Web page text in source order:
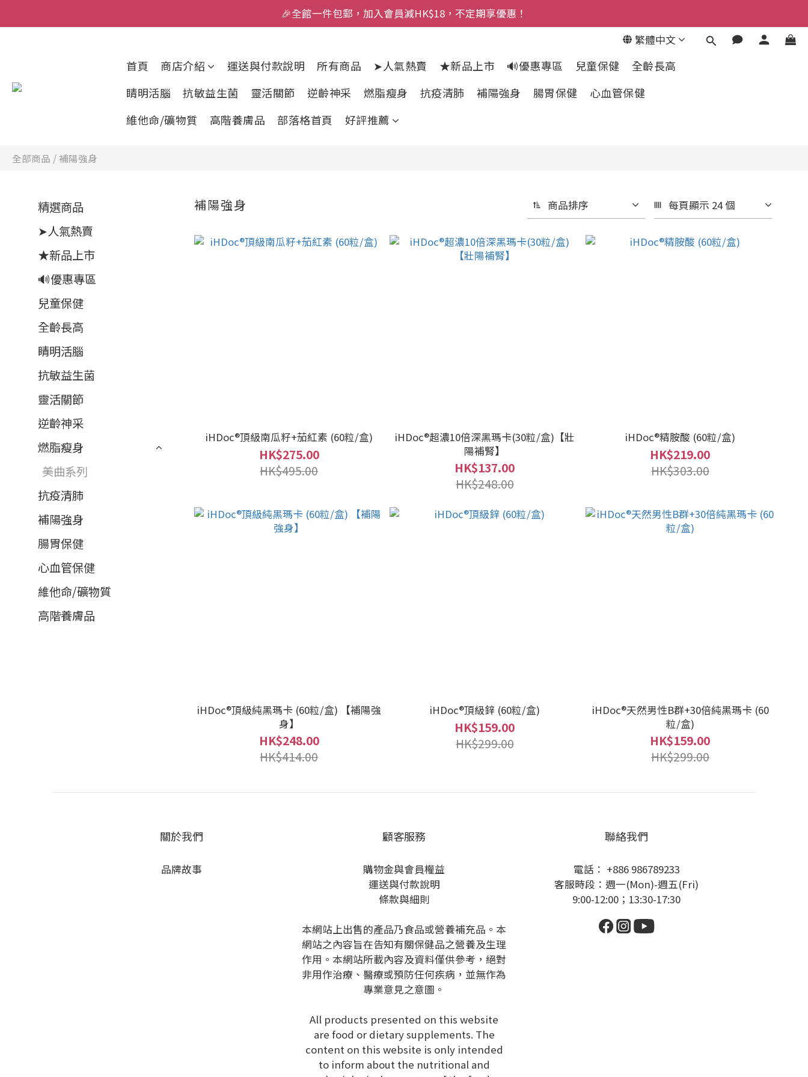
🎉全館一件包郵，加入會員減HK$18，不定期享優惠！
繁體中文
首頁 商店介紹 運送與付款說明 所有商品 ➤人氣熱賣 ★新品上市 🔊優惠專區 兒童保健
全齡長高
睛明活腦
抗敏益生菌 靈活關節 逆齡神采 燃脂瘦身 抗疫清肺 補陽強身 腸胃保健
心血管保健
維他命/礦物質
高階養膚品 部落格首頁 好評推薦
全部商品 /補陽強身
精選商品
➤人氣熱賣
★新品上市
🔊優惠專區
兒童保健
全齡長高
睛明活腦
抗敏益生菌
靈活關節
逆齡神采
燃脂瘦身
美曲系列
抗疫清肺
補陽強身
腸胃保健
心血管保健
維他命/礦物質
高階養膚品
補陽強身 商品排序 每頁顯示 24 個
iHDoc®頂級南瓜籽+茄紅素 (60粒/盒)
HK$275.00
HK$495.00
iHDoc®超濃10倍深黑瑪卡(30粒/盒)【壯
陽補腎】
HK$137.00
HK$248.00
iHDoc®精胺酸 (60粒/盒)
HK$219.00
HK$303.00
iHDoc®頂級純黑瑪卡 (60粒/盒) 【補陽強
身】
HK$248.00
HK$414.00
iHDoc®頂級鋅 (60粒/盒)
HK$159.00
HK$299.00
iHDoc®天然男性B群+30倍純黑瑪卡 (60
粒/盒)
HK$159.00
HK$299.00
關於我們
品牌故事
顧客服務
購物金與會員權益
運送與付款說明
條款與細則
本網站上出售的產品乃食品或營養補充品。本
網站之內容旨在告知有關保健品之營養及生理
作用。本網站所載內容及資料僅供參考，絕對
非用作治療、醫療或預防任何疾病，並無作為
專業意見之意圖。
All products presented on this website
are food or dietary supplements. The
content on this website is only intended
to inform about the nutritional and
聯絡我們
電話： +886 986789233
客服時段：週一(Mon)-週五(Fri)
9:00-12:00；13:30-17:30